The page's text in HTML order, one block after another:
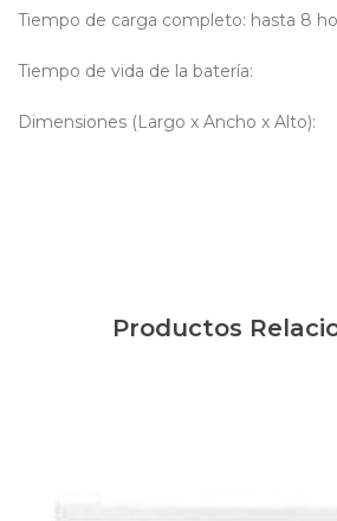
Tiempo de carga completo: hasta 8
Tiempo de vida de la batería:
Dimensiones (Largo x Ancho x Alto):
Productos